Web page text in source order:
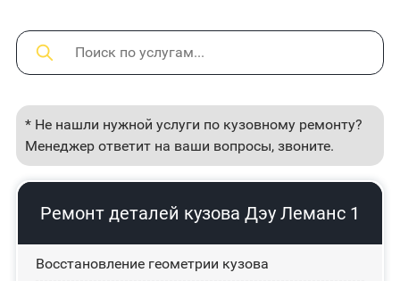
* Не нашли нужной услуги по кузовному ремонту?
Менеджер ответит на ваши вопросы, звоните.
Ремонт деталей кузова Дэу Леманс 1
Восстановление геометрии кузова